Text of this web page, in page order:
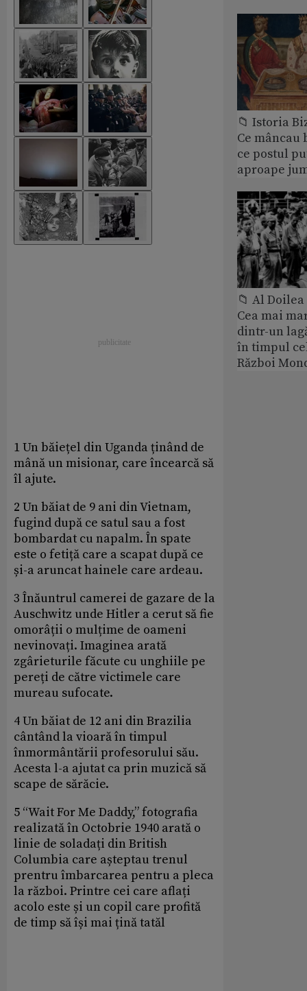
1 Un băiețel din Uganda ținând de
mână un misionar, care încearcă să
îl ajute.
2 Un băiat de 9 ani din Vietnam,
fugind după ce satul sau a fost
bombardat cu napalm. În spate
este o fetiță care a scapat după ce
și-a aruncat hainele care ardeau.
3 Înăuntrul camerei de gazare de la
Auschwitz unde Hitler a cerut să fie
omorâții o mulțime de oameni
nevinovați. Imaginea arată
zgârieturile făcute cu unghiile pe
pereți de către victimele care
mureau sufocate.
4 Un băiat de 12 ani din Brazilia
cântând la vioară în timpul
înmormântării profesorului său.
Acesta l-a ajutat ca prin muzică să
scape de sărăcie.
5 “Wait For Me Daddy,” fotografia
realizată în Octobrie 1940 arată o
linie de soladați din British
Columbia care așteptau trenul
prentru îmbarcarea pentru a pleca
la război. Printre cei care aflați
acolo este și un copil care profită
de timp să își mai țină tatăl
📁 Istoria
Ce
ce postul
aproape
📁 Al
Cea mai
dintr-un
în timpul
Război